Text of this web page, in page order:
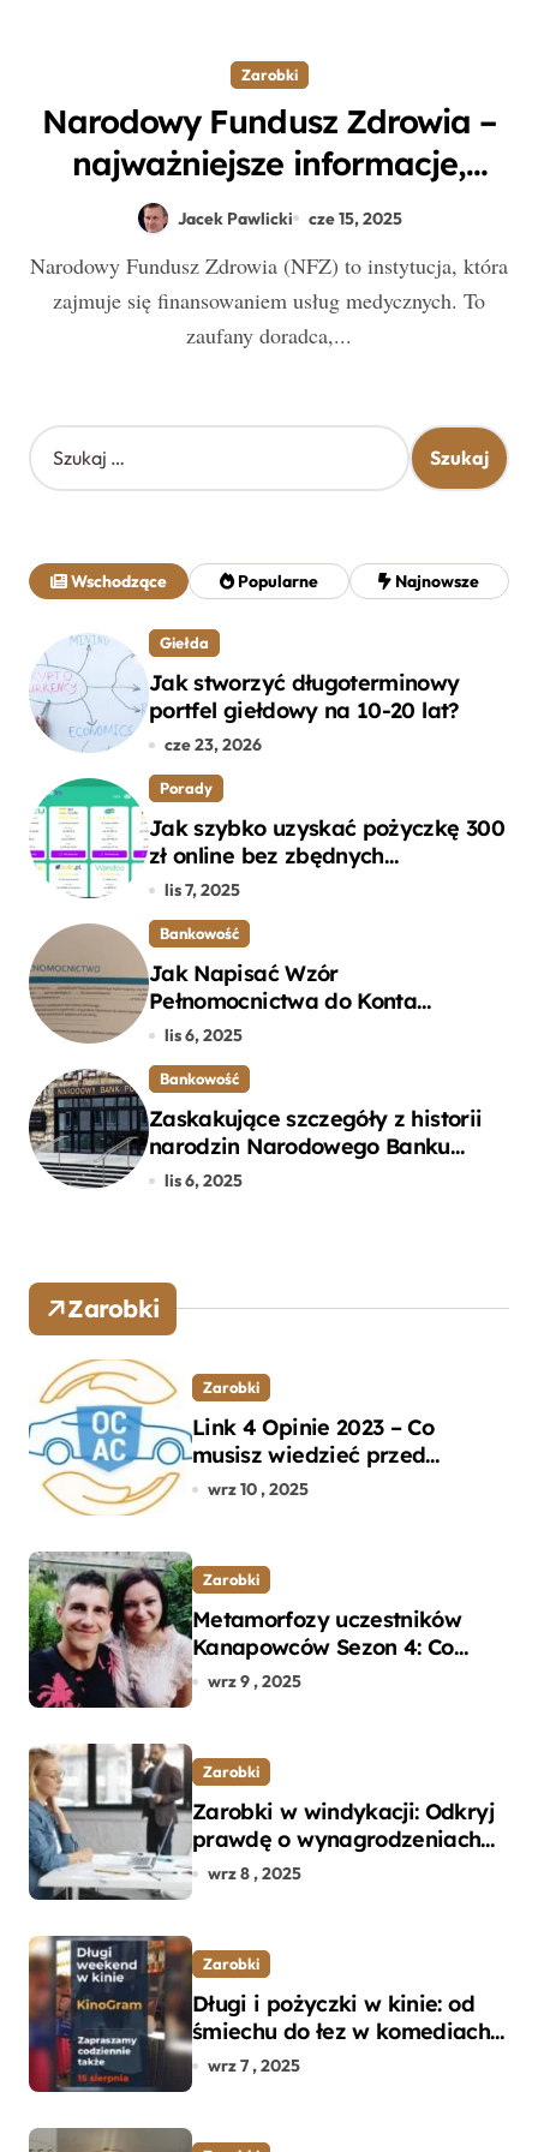
Zarobki
Narodowy Fundusz Zdrowia –
najważniejsze informacje,
które powinieneś znać
Jacek Pawlicki cze 15, 2025
Narodowy Fundusz Zdrowia (NFZ) to instytucja, która
zajmuje się finansowaniem usług medycznych. To
zaufany doradca,...
S
z
j
:
Wschodzące Popularne Najnowsze
Giełda
Jak stworzyć długoterminowy
portfel giełdowy na 10-20 lat?
cze 23, 2026
Porady
Jak szybko uzyskać pożyczkę 300
zł online bez zbędnych
formalności?
lis 7, 2025
Bankowość
Jak Napisać Wzór
Pełnomocnictwa do Konta
Bankowego – Praktyczny
lis 6, 2025
Bankowość
Zaskakujące szczegóły z historii
narodzin Narodowego Banku
Polskiego, o których mogłeś nie
lis 6, 2025
Zarobki
Zarobki
Link 4 Opinie 2023 – Co
musisz wiedzieć przed
wyborem ubezpieczenia OC i
wrz 10 , 2025
Zarobki
Metamorfozy uczestników
Kanapowców Sezon 4: Co
naprawdę zaskoczyło
wrz 9 , 2025
Zarobki
Zarobki w windykacji: Odkryj
prawdę o wynagrodzeniach
specjalistów w branży
wrz 8 , 2025
Zarobki
Długi i pożyczki w kinie: od
śmiechu do łez w komediach i
dramatach
wrz 7 , 2025